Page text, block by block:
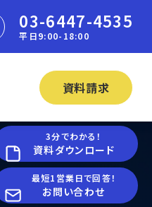
03-6447-4535
平日9:00-18:00
資料請求
3分でわかる！
資料ダウンロード
最短1営業日で回答！
お問い合わせ